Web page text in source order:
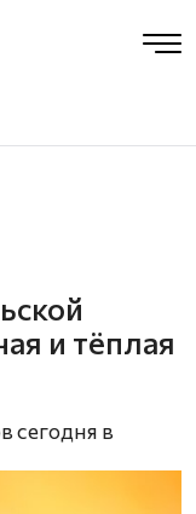
и тёплая
сегодня в